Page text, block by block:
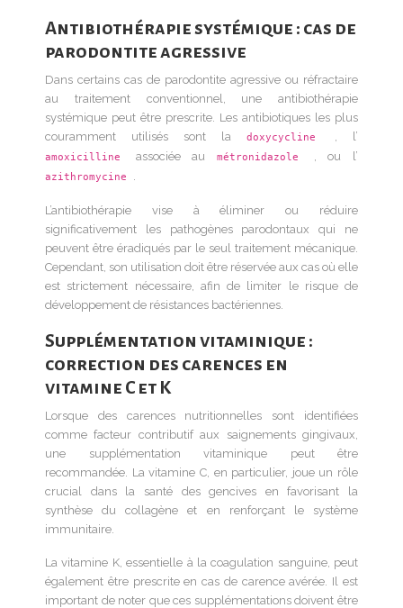
Antibiothérapie systémique : cas de
parodontite agressive
Dans certains cas de parodontite agressive ou réfractaire
au traitement conventionnel, une antibiothérapie
systémique peut être prescrite. Les antibiotiques les plus
couramment utilisés sont la doxycycline , l’
amoxicilline associée aumétronidazole , ou l’
azithromycine .
L’antibiothérapie vise à éliminer ou réduire
significativement les pathogènes parodontaux qui ne
peuvent être éradiqués par le seul traitement mécanique.
Cependant, son utilisation doit être réservée aux cas où elle
est strictement nécessaire, afin de limiter le risque de
développement de résistances bactériennes.
Supplémentation vitaminique :
correction des carences en
vitamine C et K
Lorsque des carences nutritionnelles sont identifiées
comme facteur contributif aux saignements gingivaux,
une supplémentation vitaminique peut être
recommandée. La vitamine C, en particulier, joue un rôle
crucial dans la santé des gencives en favorisant la
synthèse du collagène et en renforçant le système
immunitaire.
La vitamine K, essentielle à la coagulation sanguine, peut
également être prescrite en cas de carence avérée. Il est
important de noter que ces supplémentations doivent être